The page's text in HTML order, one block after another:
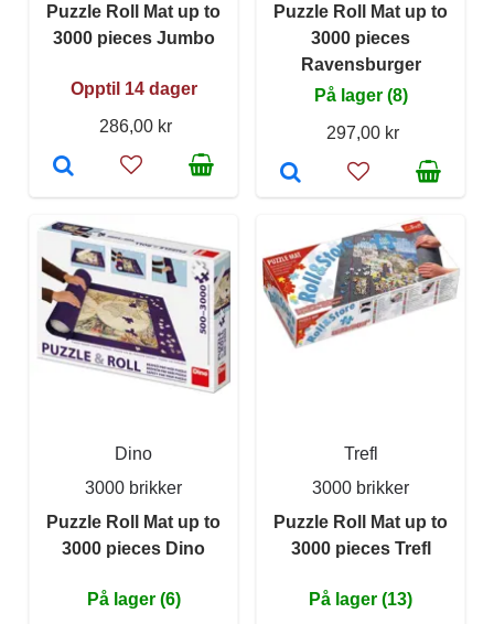
Puzzle Roll Mat up to
3000 pieces Jumbo
Opptil 14 dager
286,00 kr
Puzzle Roll Mat up to
3000 pieces
Ravensburger
På lager (8)
297,00 kr
Dino
3000 brikker
Puzzle Roll Mat up to
3000 pieces Dino
På lager (6)
Trefl
3000 brikker
Puzzle Roll Mat up to
3000 pieces Trefl
På lager (13)